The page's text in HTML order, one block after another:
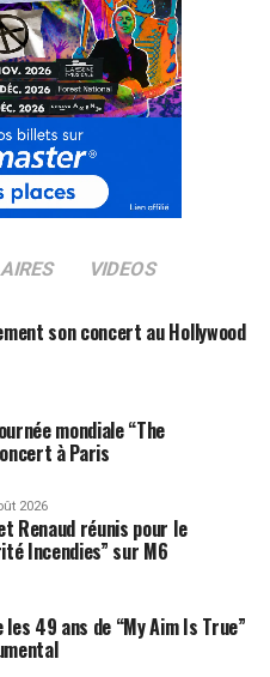
VIDEOS
son concert au Hollywood
mondiale “The
à Paris
2026
Renaud réunis pour le
Incendies” sur M6
49 ans de “My Aim Is True”